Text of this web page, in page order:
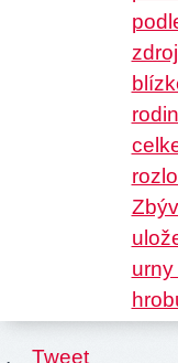
.
Tweet